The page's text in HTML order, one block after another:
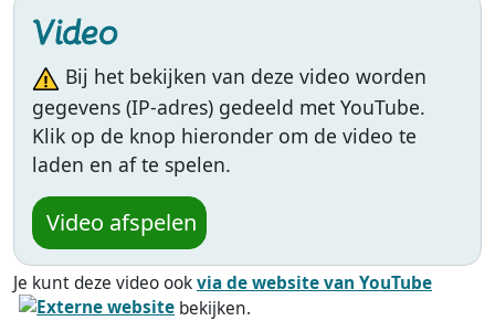
Video
Bij het bekijken van deze video worden
gegevens (IP-adres) gedeeld met YouTube.
Klik op de knop hieronder om de video te
laden en af te spelen.
Video afspelen
Je kunt deze video ookvia de website van YouTube
bekijken.